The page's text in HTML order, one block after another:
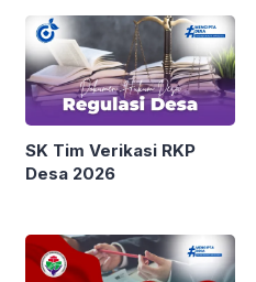
SK Tim Verikasi RKP
Desa 2026